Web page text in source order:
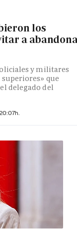
los
a
y militares
que
delegado del